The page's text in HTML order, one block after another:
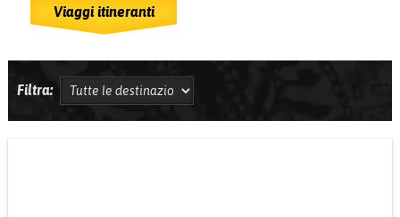
Viaggi itineranti
Filtra: